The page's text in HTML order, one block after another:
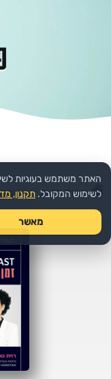
עמוד הבית >>
האתר משתמש בעוגיות
לשימוש המקובל. תקנון,
מאשר